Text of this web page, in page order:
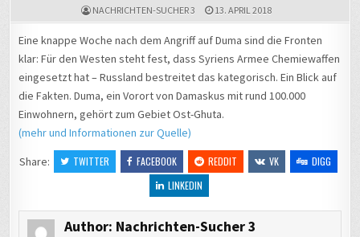
NACHRICHTEN-SUCHER 3 13. APRIL 2018
Eine knappe Woche nach dem Angriff auf Duma sind die Fronten
klar: Für den Westen steht fest, dass Syriens Armee Chemiewaffen
eingesetzt hat – Russland bestreitet das kategorisch. Ein Blick auf
die Fakten. Duma, ein Vorort von Damaskus mit rund 100.000
Einwohnern, gehört zum Gebiet Ost-Ghuta.
(mehr und Informationen zur Quelle)
Share:
TWITTER FACEBOOK REDDIT VK
DIGG
LINKEDIN
Author: Nachrichten-Sucher 3